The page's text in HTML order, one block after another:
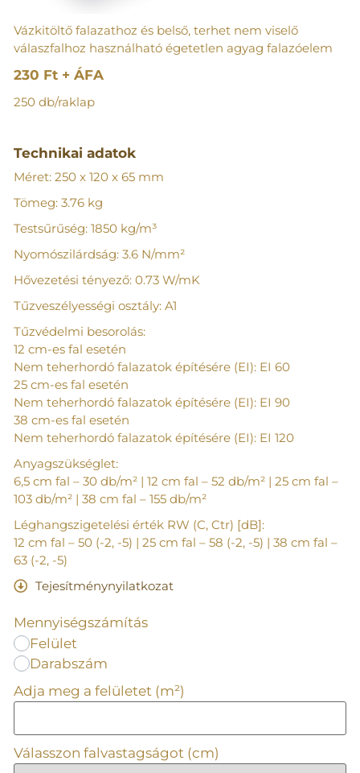
Vázkitöltő falazathoz és belső, terhet nem viselő
válaszfalhoz használható égetetlen agyag falazóelem
230 Ft + ÁFA
250 db/raklap
Technikai adatok
Méret: 250 x 120 x 65 mm
Tömeg: 3.76 kg
Testsűrűség: 1850 kg/m³
Nyomószilárdság: 3.6 N/mm²
Hővezetési tényező: 0.73 W/mK
Tűzveszélyességi osztály: A1
Tűzvédelmi besorolás:
12 cm-es fal esetén
Nem teherhordó falazatok építésére (EI): EI 60
25 cm-es fal esetén
Nem teherhordó falazatok építésére (EI): EI 90
38 cm-es fal esetén
Nem teherhordó falazatok építésére (EI): EI 120
Anyagszükséglet:
6,5 cm fal – 30 db/m² | 12 cm fal – 52 db/m² | 25 cm fal –
103 db/m² | 38 cm fal – 155 db/m²
Léghangszigetelési érték RW (C, Ctr) [dB]:
12 cm fal – 50 (-2, -5) | 25 cm fal – 58 (-2, -5) | 38 cm fal –
63 (-2, -5)
Tejesítménynyilatkozat
Mennyiségszámítás
Felület
Darabszám
Adja meg a felületet (m²)
Válasszon falvastagságot (cm)